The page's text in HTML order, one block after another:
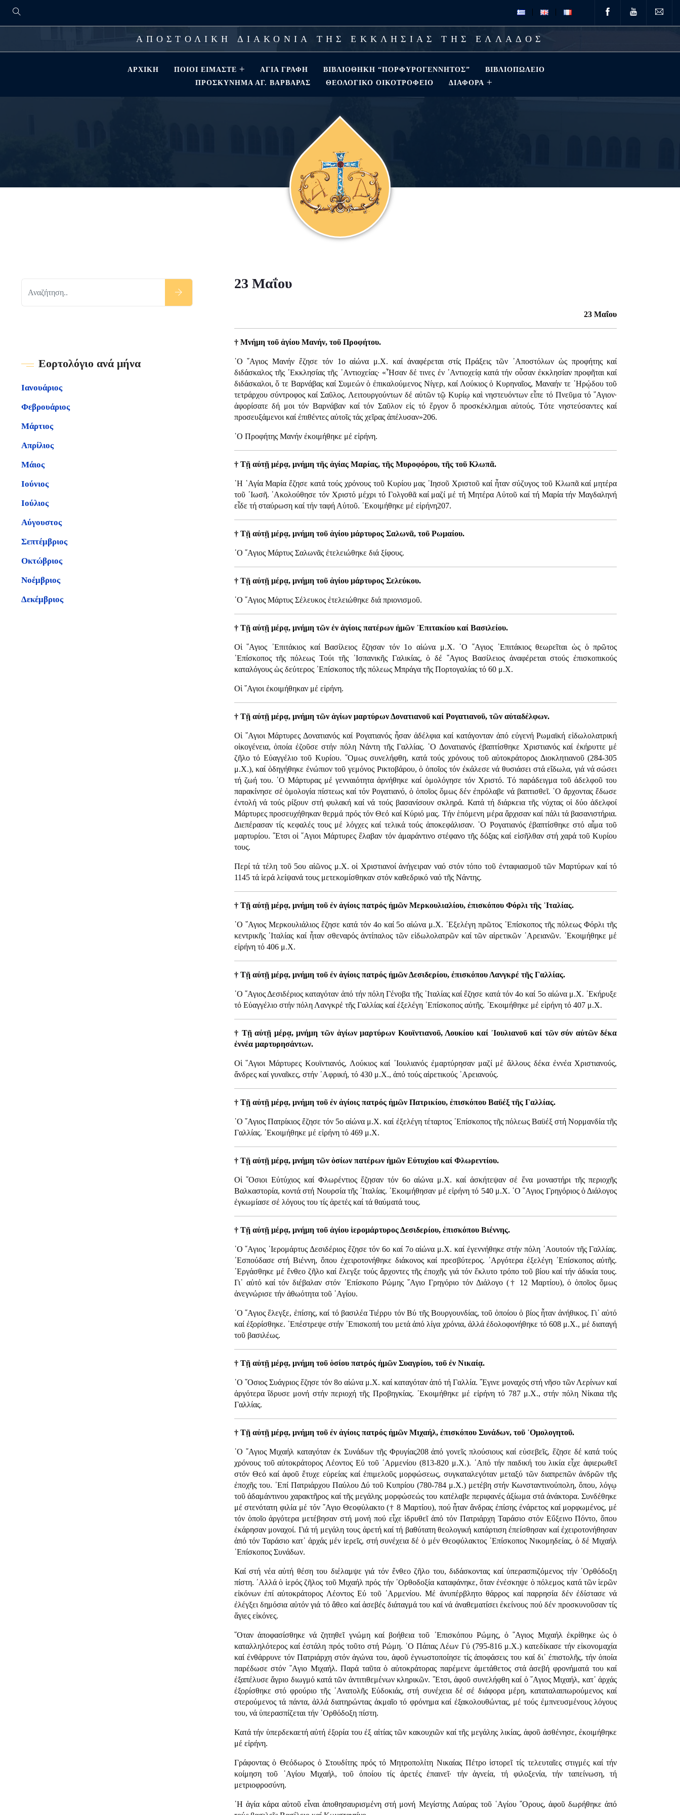
ΑΠΟΣΤΟΛΙΚΗ ΔΙΑΚΟΝΙΑ ΤΗΣ ΕΚΚΛΗΣΙΑΣ ΤΗΣ ΕΛΛΑΔΟΣ
ΑΡΧΙΚΉ ΠΟΙΟΊ ΕΊΜΑΣΤΕ ΑΓΊΑ ΓΡΑΦΉ ΒΙΒΛΙΟΘΗΚΗ “ΠΟΡΦΥΡΟΓΕΝΝΗΤΟΣ”
ΒΙΒΛΙΟΠΩΛΕΊΟ
ΠΡΟΣΚΎΝΗΜΑ ΑΓ. ΒΑΡΒΆΡΑΣ
ΘΕΟΛΟΓΙΚΌ ΟΙΚΟΤΡΟΦΕΊΟ ΔΙΑΦΟΡΑ
23 Μαΐου
23 Μαΐου
† Μνήμη τοῦ ἁγίου Μανήν, τοῦ Προφήτου.
῾Ο ῞Αγιος Μανήν ἔζησε τόν 1ο αἰώνα μ.Χ. καί ἀναφέρεται στίς Πράξεις τῶν ᾿Αποστόλων ὡς προφήτης καί
διδάσκαλος τῆς ᾿Εκκλησίας τῆς ᾿Αντιοχείας· «῏Ησαν δέ τινες ἐν ᾿Αντιοχείᾳ κατά τήν οὖσαν ἐκκλησίαν προφῆται καί
διδάσκαλοι, ὅ τε Βαρνάβας καί Συμεών ὁ ἐπικαλούμενος Νίγερ, καί Λούκιος ὁ Κυρηναῖος, Μαναήν τε ῾Ηρῴδου τοῦ
τετράρχου σύντροφος καί Σαῦλος. Λειτουργούντων δέ αὐτῶν τῷ Κυρίῳ καὶ νηστευόντων εἶπε τό Πνεῦμα τό ῞Αγιον·
ἀφορίσατε δή μοι τόν Βαρνάβαν καί τόν Σαῦλον εἰς τό ἔργον ὅ προσκέκλημαι αὐτούς. Τότε νηστεύσαντες καί
προσευξάμενοι καί ἐπιθέντες αὐτοῖς τάς χεῖρας ἀπέλυσαν»206.
῾Ο Προφήτης Μανήν ἐκοιμήθηκε μέ εἰρήνη.
† Τῇ αὐτῇ μέρᾳ, μνήμη τῆς ἁγίας Μαρίας, τῆς Μυροφόρου, τῆς τοῦ Κλωπᾶ.
῾Η ῾Αγία Μαρία ἔζησε κατά τούς χρόνους τοῦ Κυρίου μας ᾿Ιησοῦ Χριστοῦ καί ἦταν σύζυγος τοῦ Κλωπᾶ καί μητέρα
τοῦ ᾿Ιωσῆ. ᾿Ακολούθησε τόν Χριστό μέχρι τό Γολγοθᾶ καί μαζί μέ τή Μητέρα Αὐτοῦ καί τή Μαρία τήν Μαγδαληνή
εἶδε τή σταύρωση καί τήν ταφή Αὐτοῦ. ᾿Εκοιμήθηκε μέ εἰρήνη207.
† Τῇ αὐτῇ μέρᾳ, μνήμη τοῦ ἁγίου μάρτυρος Σαλωνᾶ, τοῦ Ρωμαίου.
῾Ο ῞Αγιος Μάρτυς Σαλωνᾶς ἐτελειώθηκε διά ξίφους.
† Τῇ αὐτῇ μέρᾳ, μνήμη τοῦ ἁγίου μάρτυρος Σελεύκου.
῾Ο ῞Αγιος Μάρτυς Σέλευκος ἐτελειώθηκε διά πριονισμοῦ.
† Τῇ αὐτῇ μέρᾳ, μνήμη τῶν ἐν ἁγίοις πατέρων ἠμῶν ᾿Επιτακίου καί Βασιλείου.
Οἱ ῞Αγιος ᾿Επιτάκιος καί Βασίλειος ἔζησαν τόν 1ο αἰώνα μ.Χ. ῾Ο ῞Αγιος ᾿Επιτάκιος θεωρεῖται ὡς ὁ πρῶτος
᾿Επίσκοπος τῆς πόλεως Τούι τῆς ᾿Ισπανικῆς Γαλικίας, ὁ δέ ῞Αγιος Βασίλειος ἀναφέρεται στούς ἐπισκοπικούς
καταλόγους ὡς δεύτερος ᾿Επίσκοπος τῆς πόλεως Μπράγα τῆς Πορτογαλίας τό 60 μ.Χ.
Οἱ ῞Αγιοι ἐκοιμήθηκαν μέ εἰρήνη.
† Τῇ αὐτῇ μέρᾳ, μνήμη τῶν ἁγίων μαρτύρων Δονατιανοῦ καί Ρογατιανοῦ, τῶν αὐταδέλφων.
Οἱ ῞Αγιοι Μάρτυρες Δονατιανός καί Ρογατιανός ἦσαν ἀδέλφια καί κατάγονταν ἀπό εὐγενή Ρωμαϊκή εἰδωλολατρική
οἰκογένεια, ὁποία ἐζοῦσε στήν πόλη Νάντη τῆς Γαλλίας. ῾Ο Δονατιανός ἐβαπτίσθηκε Χριστιανός καί ἐκήρυττε μέ
ζῆλο τό Εὐαγγέλιο τοῦ Κυρίου. ῞Ομως συνελήφθη, κατά τούς χρόνους τοῦ αὐτοκράτορος Διοκλητιανοῦ (284-305
μ.Χ.), καί ὁδηγήθηκε ἐνώπιον τοῦ γεμόνος Ρικτοβάρου, ὁ ὁποῖος τόν ἐκάλεσε νά θυσιάσει στά εἴδωλα, γιά νά σώσει
τή ζωή του. ῾Ο Μάρτυρας μέ γενναιότητα ἀρνήθηκε καί ὁμολόγησε τόν Χριστό. Τό παράδειγμα τοῦ ἀδελφοῦ του
παρακίνησε σέ ὁμολογία πίστεως καί τόν Ρογατιανό, ὁ ὁποῖος ὅμως δέν ἐπρόλαβε νά βαπτισθεῖ. ῾Ο ἄρχοντας ἔδωσε
ἐντολή νά τούς ρίξουν στή φυλακή καί νά τούς βασανίσουν σκληρά. Κατά τή διάρκεια τῆς νύχτας οἱ δύο ἀδελφοί
Μάρτυρες προσευχήθηκαν θερμά πρός τόν Θεό καί Κύριό μας. Τήν ἑπόμενη μέρα ἄρχισαν καί πάλι τά βασανιστήρια.
Διεπέρασαν τίς κεφαλές τους μέ λόγχες καί τελικά τούς ἀποκεφάλισαν. ῾Ο Ρογατιανός ἐβαπτίσθηκε στό αἷμα τοῦ
μαρτυρίου. ῎Ετσι οἱ ῞Αγιοι Μάρτυρες ἔλαβαν τόν ἀμαράντινο στέφανο τῆς δόξας καί εἰσῆλθαν στή χαρά τοῦ Κυρίου
τους.
Περί τά τέλη τοῦ 5ου αἰῶνος μ.Χ. οἱ Χριστιανοί ἀνήγειραν ναό στόν τόπο τοῦ ἐνταφιασμοῦ τῶν Μαρτύρων καί τό
1145 τά ἱερά λείψανά τους μετεκομίσθηκαν στόν καθεδρικό ναό τῆς Νάντης.
† Τῇ αὐτῇ μέρᾳ, μνήμη τοῦ ἐν ἁγίοις πατρός ἠμῶν Μερκουλιαλίου, ἐπισκόπου Φόρλι τῆς ᾿Ιταλίας.
῾Ο ῞Αγιος Μερκουλιάλιος ἔζησε κατά τόν 4ο καί 5ο αἰώνα μ.Χ. ᾿Εξελέγη πρῶτος ᾿Επίσκοπος τῆς πόλεως Φόρλι τῆς
κεντρικῆς ᾿Ιταλίας καί ἦταν σθεναρός ἀντίπαλος τῶν εἰδωλολατρῶν καί τῶν αἱρετικῶν ᾿Αρειανῶν. ᾿Εκοιμήθηκε μέ
εἰρήνη τό 406 μ.Χ.
† Τῇ αὐτῇ μέρᾳ, μνήμη τοῦ ἐν ἁγίοις πατρός ἠμῶν Δεσιδερίου, ἐπισκόπου Λανγκρέ τῆς Γαλλίας.
῾Ο ῞Αγιος Δεσιδέριος καταγόταν ἀπό τήν πόλη Γένοβα τῆς ᾿Ιταλίας καί ἔζησε κατά τόν 4ο καί 5ο αἰώνα μ.Χ. ᾿Εκήρυξε
τό Εὐαγγέλιο στήν πόλη Λανγκρέ τῆς Γαλλίας καί ἐξελέγη ᾿Επίσκοπος αὐτῆς. ᾿Εκοιμήθηκε μέ εἰρήνη τό 407 μ.Χ.
† Τῇ αὐτῇ μέρᾳ, μνήμη τῶν ἁγίων μαρτύρων Κουϊντιανοῦ, Λουκίου καί ᾿Ιουλιανοῦ καί τῶν σύν αὐτῶν δέκα
ἐννέα μαρτυρησάντων.
Οἱ ῞Αγιοι Μάρτυρες Κουϊντιανός, Λούκιος καί ᾿Ιουλιανός ἐμαρτύρησαν μαζί μέ ἄλλους δέκα ἐννέα Χριστιανούς,
ἄνδρες καί γυναῖκες, στήν ᾿Αφρική, τό 430 μ.Χ., ἀπό τούς αἱρετικούς ᾿Αρειανούς.
† Τῇ αὐτῇ μέρᾳ, μνήμη τοῦ ἐν ἁγίοις πατρός ἠμῶν Πατρικίου, ἐπισκόπου Βαϋέξ τῆς Γαλλίας.
῾Ο ῞Αγιος Πατρίκιος ἔζησε τόν 5ο αἰώνα μ.Χ. καί ἐξελέγη τέταρτος ᾿Επίσκοπος τῆς πόλεως Βαϋέξ στή Νορμανδία τῆς
Γαλλίας. ᾿Εκοιμήθηκε μέ εἰρήνη τό 469 μ.Χ.
† Τῇ αὐτῇ μέρᾳ, μνήμη τῶν ὁσίων πατέρων ἠμῶν Εὐτυχίου καί Φλωρεντίου.
Οἱ ῞Οσιοι Εὐτύχιος καί Φλωρέντιος ἔζησαν τόν 6ο αἰώνα μ.Χ. καί ἀσκήτεψαν σέ ἕνα μοναστήρι τῆς περιοχῆς
Βαλκαστορία, κοντά στή Νουρσία τῆς ᾿Ιταλίας. ᾿Εκοιμήθησαν μέ εἰρήνη τό 540 μ.Χ. ῾Ο ῞Αγιος Γρηγόριος ὁ Διάλογος
ἐγκωμίασε σέ λόγους του τίς ἀρετές καί τά θαύματά τους.
† Τῇ αὐτῇ μέρᾳ, μνήμη τοῦ ἁγίου ἱερομάρτυρος Δεσιδερίου, ἐπισκόπου Βιέννης.
῾Ο ῞Αγιος ῾Ιερομάρτυς Δεσιδέριος ἔζησε τόν 6ο καί 7ο αἰώνα μ.Χ. καί ἐγεννήθηκε στήν πόλη ᾿Αουτούν τῆς Γαλλίας.
᾿Εσπούδασε στή Βιέννη, ὅπου ἐχειροτονήθηκε διάκονος καί πρεσβύτερος. ᾿Αργότερα ἐξελέγη ᾿Επίσκοπος αὐτῆς.
᾿Εργάσθηκε μέ ἔνθεο ζῆλο καί ἔλεγξε τούς ἄρχοντες τῆς ἐποχῆς γιά τόν ἔκλυτο τρόπο τοῦ βίου καί τήν ἀδικία τους.
Γι᾿ αὐτό καί τόν διέβαλαν στόν ᾿Επίσκοπο Ρώμης ῞Αγιο Γρηγόριο τόν Διάλογο († 12 Μαρτίου), ὁ ὁποῖος ὅμως
ἀνεγνώρισε τήν ἀθωότητα τοῦ ῾Αγίου.
῾Ο ῞Αγιος ἔλεγξε, ἐπίσης, καί τό βασιλέα Τιέρρυ τόν Βύ τῆς Βουργουνδίας, τοῦ ὁποίου ὁ βίος ἦταν ἀνήθικος. Γι᾿ αὐτό
καί ἐξορίσθηκε. ᾿Επέστρεψε στήν ᾿Επισκοπή του μετά ἀπό λίγα χρόνια, ἀλλά ἐδολοφονήθηκε τό 608 μ.Χ., μέ διαταγή
τοῦ βασιλέως.
† Τῇ αὐτῇ μέρᾳ, μνήμη τοῦ ὁσίου πατρός ἠμῶν Συαγρίου, τοῦ ἐν Νικαίᾳ.
῾Ο ῞Οσιος Συάγριος ἔζησε τόν 8ο αἰώνα μ.Χ. καί καταγόταν ἀπό τή Γαλλία. ῎Εγινε μοναχός στή νῆσο τῶν Λερίνων καί
ἀργότερα ἵδρυσε μονή στήν περιοχή τῆς Προβηγκίας. ᾿Εκοιμήθηκε μέ εἰρήνη τό 787 μ.Χ., στήν πόλη Νίκαια τῆς
Γαλλίας.
† Τῇ αὐτῇ μέρᾳ, μνήμη τοῦ ἐν ἁγίοις πατρός ἠμῶν Μιχαήλ, ἐπισκόπου Συνάδων, τοῦ ῾Ομολογητοῦ.
῾Ο ῞Αγιος Μιχαήλ καταγόταν ἐκ Συνάδων τῆς Φρυγίας208 ἀπό γονεῖς πλούσιους καί εὐσεβεῖς, ἔζησε δέ κατά τούς
χρόνους τοῦ αὐτοκράτορος Λέοντος Εύ τοῦ ᾿Αρμενίου (813-820 μ.Χ.). ᾿Από τήν παιδική του λικία εἶχε ἀφιερωθεῖ
στόν Θεό καί ἀφοῦ ἔτυχε εὐρείας καί ἐπιμελοῦς μορφώσεως, συγκαταλεγόταν μεταξύ τῶν διαπρεπῶν ἀνδρῶν τῆς
ἐποχῆς του. ᾿Επί Πατριάρχου Παύλου Δύ τοῦ Κυπρίου (780-784 μ.Χ.) μετέβη στήν Κωνσταντινούπολη, ὅπου, λόγῳ
τοῦ ἀδαμάντινου χαρακτῆρος καί τῆς μεγάλης μορφώσεώς του κατέλαβε περιφανές ἀξίωμα στά ἀνάκτορα. Συνδέθηκε
μέ στενότατη φιλία μέ τόν ῞Αγιο Θεοφύλακτο († 8 Μαρτίου), πού ἦταν ἄνδρας ἐπίσης ἐνάρετος καί μορφωμένος, μέ
τόν ὁποῖο ἀργότερα μετέβησαν στή μονή πού εἶχε ἱδρυθεῖ ἀπό τόν Πατριάρχη Ταράσιο στόν Εὔξεινο Πόντο, ὅπου
ἐκάρησαν μοναχοί. Γιά τή μεγάλη τους ἀρετή καί τή βαθύτατη θεολογική κατάρτιση ἐπείσθησαν καί ἐχειροτονήθησαν
ἀπό τόν Ταράσιο κατ᾿ ἀρχάς μέν ἱερεῖς, στή συνέχεια δέ ὁ μέν Θεοφύλακτος ᾿Επίσκοπος Νικομηδείας, ὁ δέ Μιχαήλ
᾿Επίσκοπος Συνάδων.
Καί στή νέα αὐτή θέση του διέλαμψε γιά τόν ἔνθεο ζῆλο του, διδάσκοντας καί ὑπερασπιζόμενος τήν ᾿Ορθόδοξη
πίστη. ᾿Αλλά ὁ ἱερός ζῆλος τοῦ Μιχαήλ πρός τήν ᾿Ορθοδοξία καταφάνηκε, ὅταν ἐνέσκηψε ὁ πόλεμος κατά τῶν ἱερῶν
εἰκόνων ἐπί αὐτοκράτορος Λέοντος Εύ τοῦ ᾿Αρμενίου. Μέ ἀνυπέρβλητο θάρρος καί παρρησία δέν ἐδίστασε νά
ἐλέγξει δημόσια αὐτόν γιά τό ἄθεο καί ἀσεβές διάταγμά του καί νά ἀναθεματίσει ἐκείνους πού δέν προσκυνοῦσαν τίς
ἅγιες εἰκόνες.
῞Οταν ἀποφασίσθηκε νά ζητηθεῖ γνώμη καί βοήθεια τοῦ ᾿Επισκόπου Ρώμης, ὁ ῞Αγιος Μιχαήλ ἐκρίθηκε ὡς ὁ
καταλληλότερος καί ἐστάλη πρός τοῦτο στή Ρώμη. ῾Ο Πάπας Λέων Γύ (795-816 μ.Χ.) κατεδίκασε τήν εἰκονομαχία
καί ἐνθάρρυνε τόν Πατριάρχη στόν ἀγώνα του, ἀφοῦ ἐγνωστοποίησε τίς ἀποφάσεις του καί δι᾿ ἐπιστολῆς, τήν ὁποία
παρέδωσε στόν ῞Αγιο Μιχαήλ. Παρά ταῦτα ὁ αὐτοκράτορας παρέμενε ἀμετάθετος στά ἀσεβή φρονήματά του καί
ἐξαπέλυσε ἄγριο διωγμό κατά τῶν ἀντιτιθεμένων κληρικῶν. ῎Ετσι, ἀφοῦ συνελήφθη καί ὁ ῞Αγιος Μιχαήλ, κατ᾿ ἀρχάς
ἐξορίσθηκε στό φρούριο τῆς ᾿Ανατολῆς Εὐδοκιάς, στή συνέχεια δέ σέ διάφορα μέρη, καταταλαιπωρούμενος καί
στερούμενος τά πάντα, ἀλλά διατηρώντας ἀκμαῖο τό φρόνημα καί ἐξακολουθώντας, μέ τούς ἐμπνευσμένους λόγους
του, νά ὑπερασπίζεται τήν ᾿Ορθόδοξη πίστη.
Κατά τήν ὑπερδεκαετή αὐτή ἐξορία του ἐξ αἰτίας τῶν κακουχιῶν καί τῆς μεγάλης λικίας, ἀφοῦ ἀσθένησε, ἐκοιμήθηκε
μέ εἰρήνη.
Γράφοντας ὁ Θεόδωρος ὁ Στουδίτης πρός τό Μητροπολίτη Νικαίας Πέτρο ἱστορεῖ τίς τελευταῖες στιγμές καί τήν
κοίμηση τοῦ ῾Αγίου Μιχαήλ, τοῦ ὁποίου τίς ἀρετές ἐπαινεῖ· τήν ἁγνεία, τή φιλοξενία, τήν ταπείνωση, τή
μετριοφροσύνη.
῾Η ἁγία κάρα αὐτοῦ εἶναι ἀποθησαυρισμένη στή μονή Μεγίστης Λαύρας τοῦ ῾Αγίου ῎Ορους, ἀφοῦ δωρήθηκε ἀπό
Εορτολόγιο ανά μήνα
Ιανουάριος
Φεβρουάριος
Μάρτιος
Απρίλιος
Μάιος
Ιούνιος
Ιούλιος
Αύγουστος
Σεπτέμβριος
Οκτώβριος
Νοέμβριος
Δεκέμβριος